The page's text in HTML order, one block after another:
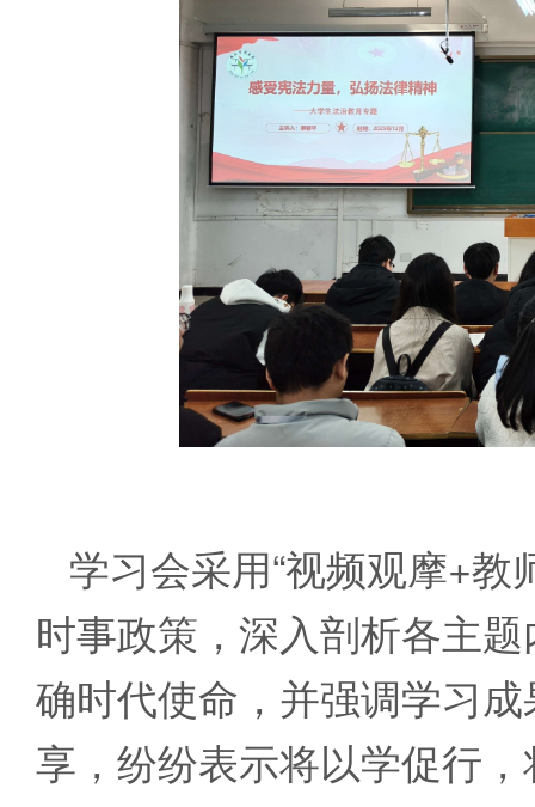
学习会采用“视频观摩+
时事政策，深入剖析各主
确时代使命，并强调学习
享，纷纷表示将以学促行